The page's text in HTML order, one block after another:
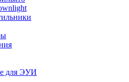
для ЭУИ